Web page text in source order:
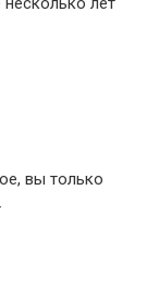
вы только